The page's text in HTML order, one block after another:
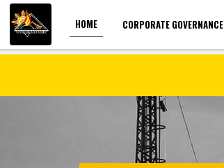
For the visually impaired
HOME CORPORATE GOVERNANCE